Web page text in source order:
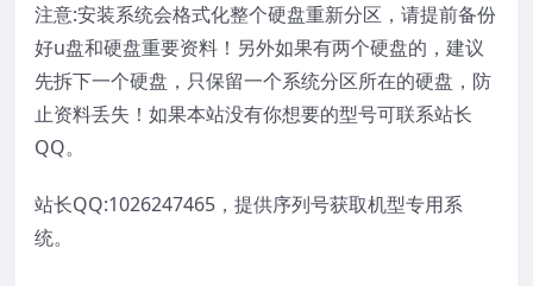
注意:安装系统会格式化整个硬盘重新分区，请提前备份
好u盘和硬盘重要资料！另外如果有两个硬盘的，建议
先拆下一个硬盘，只保留一个系统分区所在的硬盘，防
止资料丢失！如果本站没有你想要的型号可联系站长
QQ。
站长QQ:1026247465，提供序列号获取机型专用系
统。